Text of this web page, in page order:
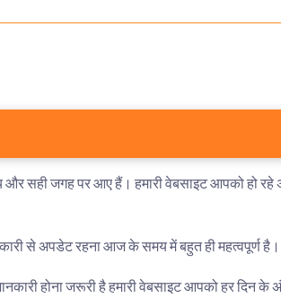
सही जगह पर आए हैं। हमारी वेबसाइट आपको हो रहे
से अपडेट रहना आज के समय में बहुत ही महत्वपूर्ण है।
होना जरूरी है हमारी वेबसाइट आपको हर दिन